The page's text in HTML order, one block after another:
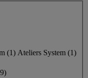
(1) Ateliers System (1)